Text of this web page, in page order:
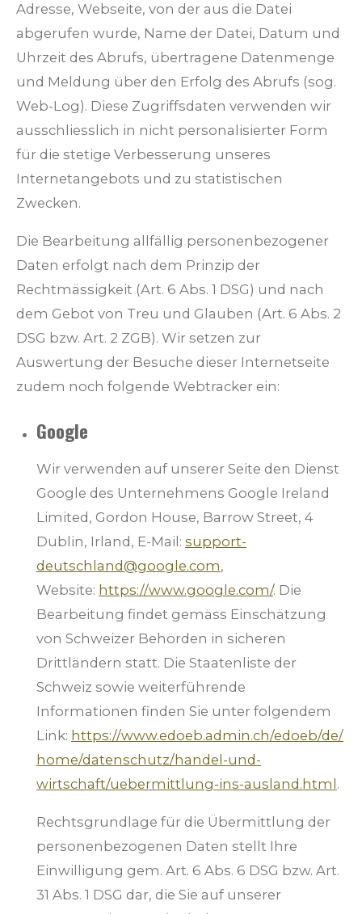
Adresse, Webseite, von der aus die Datei
abgerufen wurde, Name der Datei, Datum und
Uhrzeit des Abrufs, übertragene Datenmenge
und Meldung über den Erfolg des Abrufs (sog.
Web-Log). Diese Zugriffsdaten verwenden wir
ausschliesslich in nicht personalisierter Form
für die stetige Verbesserung unseres
Internetangebots und zu statistischen
Zwecken.
Die Bearbeitung allfällig personenbezogener
Daten erfolgt nach dem Prinzip der
Rechtmässigkeit (Art. 6 Abs. 1 DSG) und nach
dem Gebot von Treu und Glauben (Art. 6 Abs. 2
DSG bzw. Art. 2 ZGB). Wir setzen zur
Auswertung der Besuche dieser Internetseite
zudem noch folgende Webtracker ein:
Google
Wir verwenden auf unserer Seite den Dienst
Google des Unternehmens Google Ireland
Limited, Gordon House, Barrow Street, 4
Dublin, Irland, E-Mail: support-
deutschland@google.com,
Website: https://www.google.com/. Die
Bearbeitung findet gemäss Einschätzung
von Schweizer Behörden in sicheren
Drittländern statt. Die Staatenliste der
Schweiz sowie weiterführende
Informationen finden Sie unter folgendem
Link: https://www.edoeb.admin.ch/edoeb/de/
home/datenschutz/handel-und-
wirtschaft/uebermittlung-ins-ausland.html .
Rechtsgrundlage für die Übermittlung der
personenbezogenen Daten stellt Ihre
Einwilligung gem. Art. 6 Abs. 6 DSG bzw. Art.
31 Abs. 1 DSG dar, die Sie auf unserer